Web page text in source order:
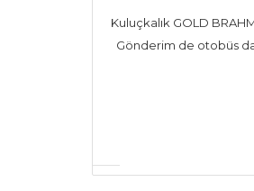
Kuluçkalık GOLD
Gönderim de otobüs